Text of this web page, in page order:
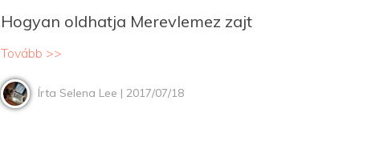
Hogyan oldhatja Merevlemez zajt
Tovább >>
Írta Selena Lee | 2017/07/18